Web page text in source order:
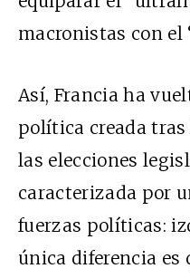
macronistas con el
Así, Francia ha
política creada
las elecciones
caracterizada por
fuerzas políticas:
única diferencia es